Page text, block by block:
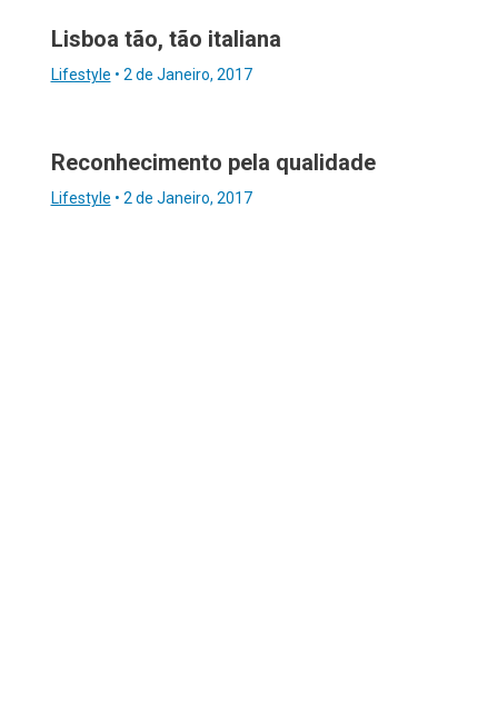
Lisboa tão, tão italiana
Lifestyle • 2 de Janeiro, 2017
Reconhecimento pela qualidade
Lifestyle • 2 de Janeiro, 2017